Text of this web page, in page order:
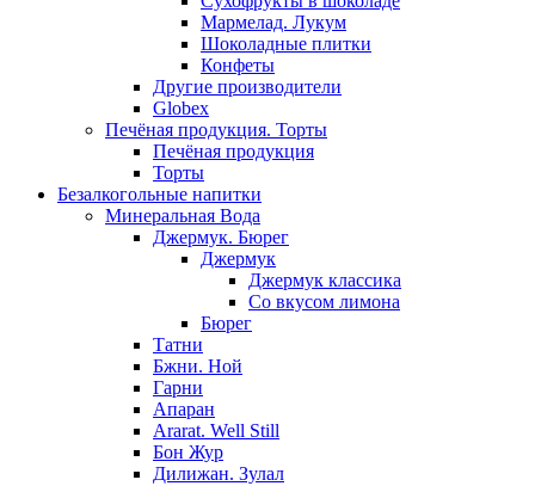
Мармелад. Лукум
Шоколадные плитки
Конфеты
Другие производители
Globex
Печёная продукция. Торты
Печёная продукция
Торты
Безалкогольные напитки
Минеральная Вода
Джермук. Бюрег
Джермук
Джермук классика
Со вкусом лимона
Бюрег
Татни
Бжни. Ной
Гарни
Апаран
Ararat. Well Still
Бон Жур
Дилижан. Зулал